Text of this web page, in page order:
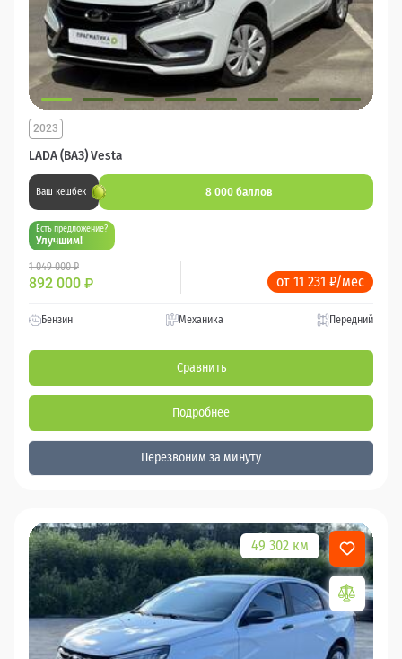
LADA (ВАЗ) Vesta
2023
Ваш кешбек 8 000 баллов
Есть предложение?
Улучшим!
1 049 000 ₽
892 000 ₽ от 11 231 ₽/мес
Бензин Механика Передний
Сравнить
Подробнее
Перезвоним за минуту
49 302 км